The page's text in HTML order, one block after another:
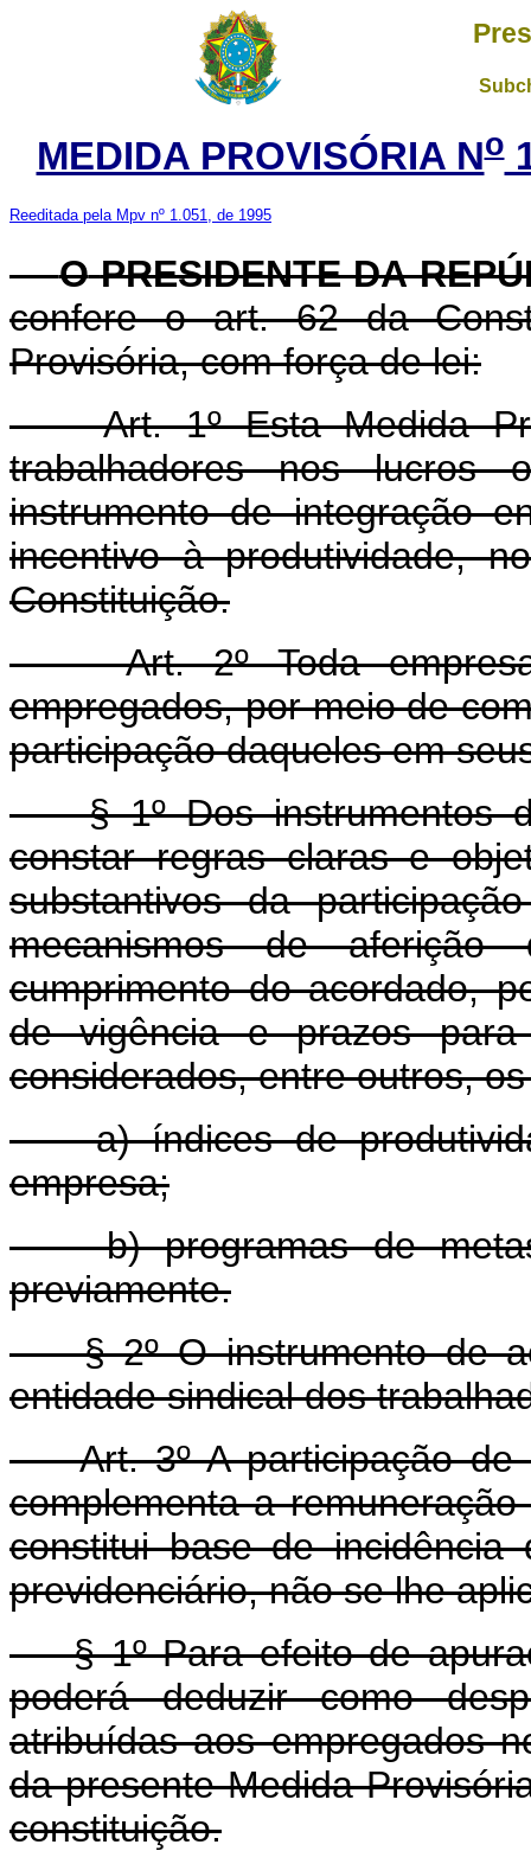
MEDIDA PROVISÓRIA No
Reeditada pela Mpv nº 1.051, de 1995
O PRESIDENTE DA
confere o art. 62 da
Provisória, com força de lei:
Art. 1º Esta Medida
trabalhadores nos lucros
instrumento de integração
incentivo à produtividade,
Constituição.
Art. 2º Toda empresa
empregados, por meio de
participação daqueles em
§ 1º Dos instrumentos
constar regras claras e
substantivos da
mecanismos de aferição
cumprimento do acordado,
de vigência e prazos
considerados, entre outros,
a) índices de
empresa;
b) programas de metas,
previamente.
§ 2º O instrumento de
entidade sindical dos
Art. 3º A participação de
complementa a
constitui base de incidência
previdenciário, não se lhe
§ 1º Para efeito de
poderá deduzir como
atribuídas aos empregados
da presente Medida
constituição.